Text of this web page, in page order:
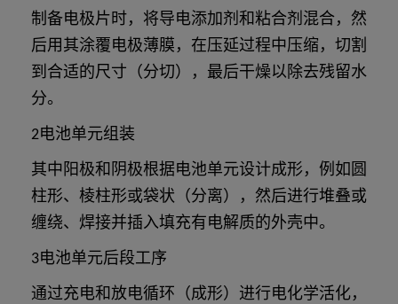
制备电极片时，将导电添加剂和粘合剂混合，然
后用其涂覆电极薄膜，在压延过程中压缩，切割
到合适的尺寸（分切），最后干燥以除去残留水
分。
2电池单元组装
其中阳极和阴极根据电池单元设计成形，例如圆
柱形、棱柱形或袋状（分离），然后进行堆叠或
缠绕、焊接并插入填充有电解质的外壳中。
3电池单元后段工序
通过充电和放电循环（成形）进行电化学活化，